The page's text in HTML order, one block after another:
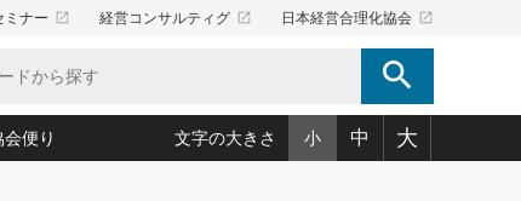
ミナー launch 経営コンサルティグ launch 日本経営合理化協会 launch
search
会便り 文字の大きさ 小 中 大